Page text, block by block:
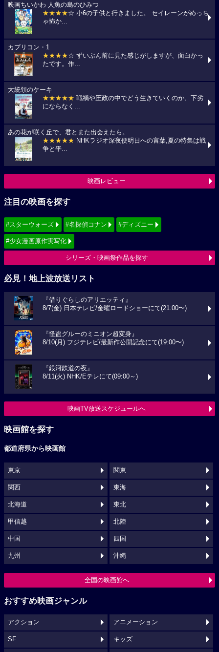
映画ちいかわ 人魚の島のひみつ
★★★★☆ 小6の子供と行きました。 セイレーンがめっち
ゃ怖か...
カプリコン・1
★★★★☆ ずいぶん前に見た感じがしますが、面白かっ
たです。作...
大統領のケーキ
★★★★★ 戦禍や圧政の中でどう生きていくのか、下劣
にならなく...
あの花が咲く丘で、君とまた出会えたら。
★★★★★ NHKラジオ深夜便明日への言葉,夏の特集は戦
争と平...
映画レビュー
注目の映画を探す
#スターウォーズ #名探偵コナン #ディズニー
#少女漫画原作実写化
シリーズ・映画祭作品を探す
必見！地上波放送リスト
『借りぐらしのアリエッティ』
8/7(金) 日本テレビ/金曜ロードショーにて(21:00〜)
『怪盗グルーのミニオン超変身』
8/10(月) フジテレビ/最新作公開記念にて(19:00〜)
『銀河鉄道の夜』
8/11(火) NHK/Eテレにて(09:00～)
映画TV放送スケジュールへ
映画館を探す
都道府県から映画館
東京 関東
関西 東海
北海道 東北
甲信越 北陸
中国 四国
九州 沖縄
全国の映画館へ
おすすめ映画ジャンル
アクション アニメーション
SF キッズ